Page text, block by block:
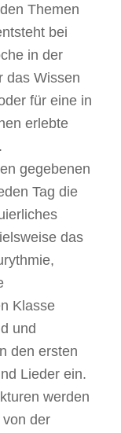
Themen
bei
in der
das Wissen
für eine in
erlebte
gegebenen
Tag die
das
Klasse
und
den ersten
Lieder ein.
werden
der